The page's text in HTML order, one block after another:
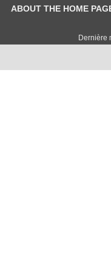
ABOUT THE HOME
Dernière